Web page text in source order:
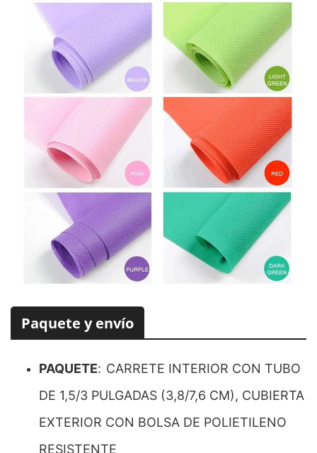
Paquete y envío
PAQUETE: CARRETE INTERIOR CON TUBO
DE 1,5/3 PULGADAS (3,8/7,6 CM), CUBIERTA
EXTERIOR CON BOLSA DE POLIETILENO
RESISTENTE